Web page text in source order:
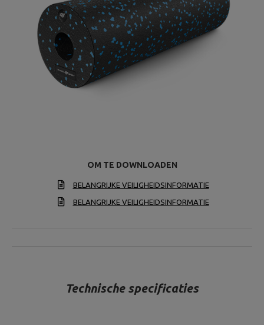
OM TE DOWNLOADEN
BELANGRIJKE VEILIGHEIDSINFORMATIE
BELANGRIJKE VEILIGHEIDSINFORMATIE
Technische specificaties